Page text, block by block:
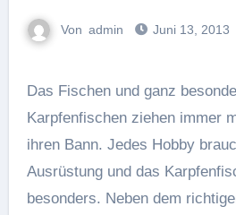
Von admin Juni 13, 2013
Das Fischen und ganz besonders das
Karpfenfischen ziehen immer
ihren Bann. Jedes Hobby
Ausrüstung und das
besonders. Neben dem